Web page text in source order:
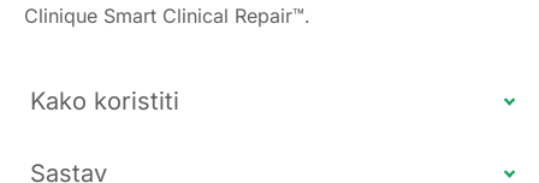
Clinique Smart Clinical Repair™.
Kako koristiti
Sastav